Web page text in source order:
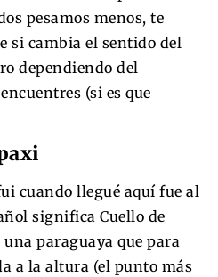
pesamos menos, te
si cambia el sentido del
dependiendo del
(si es que
cuando llegué aquí fue al
significa Cuello de
paraguaya que para
a la altura (el punto más